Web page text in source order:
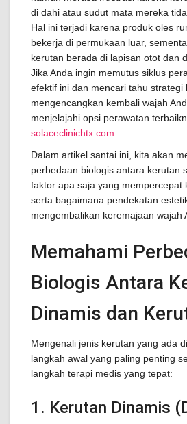
di dahi atau sudut mata mereka
Hal ini terjadi karena produk oles
bekerja di permukaan luar,
kerutan berada di lapisan otot dan
Jika Anda ingin memutus siklus
efektif ini dan mencari tahu strategi
mengencangkan kembali wajah
menjelajahi opsi perawatan
solaceclinichtx.com
Dalam artikel santai ini, kita akan
perbedaan biologis antara kerutan
faktor apa saja yang mempercepat
serta bagaimana pendekatan
mengembalikan keremajaan wajah
Memahami
Biologis Antara
Dinamis dan
Mengenali jenis kerutan yang ada
langkah awal yang paling penting
langkah terapi medis yang tepat:
1. Kerutan Dinamis